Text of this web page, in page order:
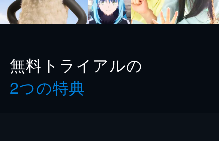
無料トライアルの
2つの特典